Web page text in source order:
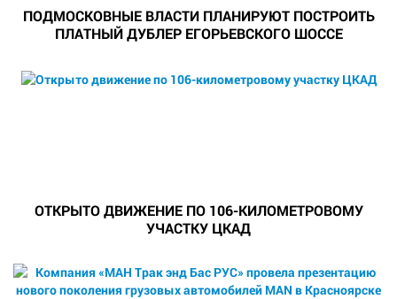
ПОДМОСКОВНЫЕ ВЛАСТИ ПЛАНИРУЮТ ПОСТРОИТЬ
ПЛАТНЫЙ ДУБЛЕР ЕГОРЬЕВСКОГО ШОССЕ
ОТКРЫТО ДВИЖЕНИЕ ПО 106-КИЛОМЕТРОВОМУ
УЧАСТКУ ЦКАД